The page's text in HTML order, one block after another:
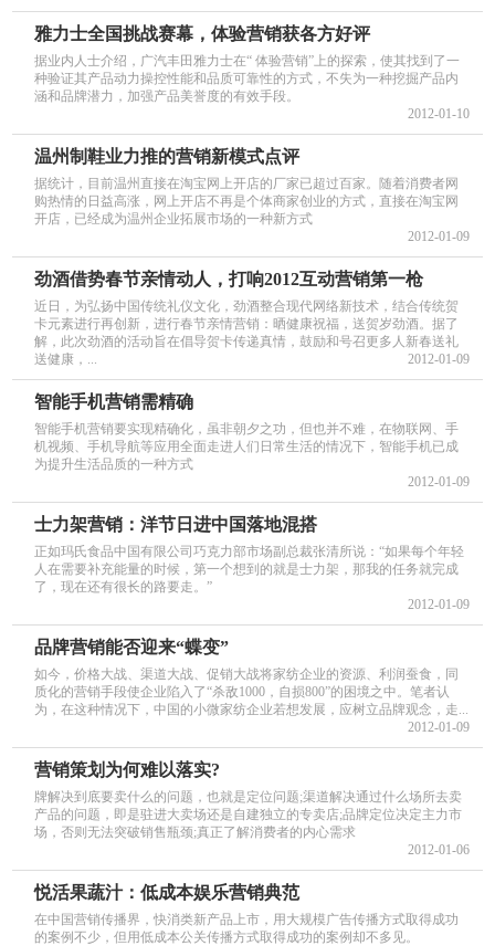
雅力士全国挑战赛幕，体验营销获各方好评
据业内人士介绍，广汽丰田雅力士在“ 体验营销”上的探索，使其找到了一
种验证其产品动力操控性能和品质可靠性的方式，不失为一种挖掘产品内
涵和品牌潜力，加强产品美誉度的有效手段。
2012-01-10
温州制鞋业力推的营销新模式点评
据统计，目前温州直接在淘宝网上开店的厂家已超过百家。随着消费者网
购热情的日益高涨，网上开店不再是个体商家创业的方式，直接在淘宝网
开店，已经成为温州企业拓展市场的一种新方式
2012-01-09
劲酒借势春节亲情动人，打响2012互动营销第一枪
近日，为弘扬中国传统礼仪文化，劲酒整合现代网络新技术，结合传统贺
卡元素进行再创新，进行春节亲情营销：晒健康祝福，送贺岁劲酒。据了
解，此次劲酒的活动旨在倡导贺卡传递真情，鼓励和号召更多人新春送礼
送健康，...
2012-01-09
智能手机营销需精确
智能手机营销要实现精确化，虽非朝夕之功，但也并不难，在物联网、手
机视频、手机导航等应用全面走进人们日常生活的情况下，智能手机已成
为提升生活品质的一种方式
2012-01-09
士力架营销：洋节日进中国落地混搭
正如玛氏食品中国有限公司巧克力部市场副总裁张清所说：“如果每个年轻
人在需要补充能量的时候，第一个想到的就是士力架，那我的任务就完成
了，现在还有很长的路要走。”
2012-01-09
品牌营销能否迎来“蝶变”
如今，价格大战、渠道大战、促销大战将家纺企业的资源、利润蚕食，同
质化的营销手段使企业陷入了“杀敌1000，自损800”的困境之中。笔者认
为，在这种情况下，中国的小微家纺企业若想发展，应树立品牌观念，走...
2012-01-09
营销策划为何难以落实?
牌解决到底要卖什么的问题，也就是定位问题;渠道解决通过什么场所去卖
产品的问题，即是驻进大卖场还是自建独立的专卖店;品牌定位决定主力市
场，否则无法突破销售瓶颈;真正了解消费者的内心需求
2012-01-06
悦活果蔬汁：低成本娱乐营销典范
在中国营销传播界，快消类新产品上市，用大规模广告传播方式取得成功
的案例不少，但用低成本公关传播方式取得成功的案例却不多见。